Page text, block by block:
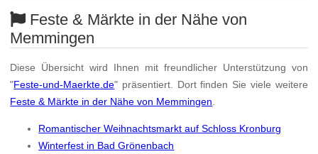
Feste & Märkte in der Nähe von
Memmingen
Diese Übersicht wird Ihnen mit freundlicher Unterstützung von
"Feste-und-Maerkte.de" präsentiert. Dort finden Sie viele weitere
Feste & Märkte in der Nähe von Memmingen
Romantischer Weihnachtsmarkt auf Schloss Kronburg
Winterfest in Bad Grönenbach